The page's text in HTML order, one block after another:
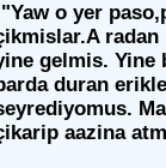
o yer
gelmis. Yine
duran
aazina